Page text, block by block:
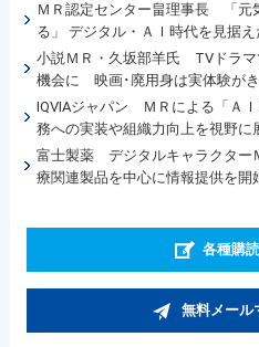
ＭＲ認定センター畠理事長 「元
る」 デジタル・ＡＩ時代を見据え
小説ＭＲ・久坂部羊氏 TVドラマ
機会に 映画･廃用身は実体験が
IQVIAジャパン ＭＲによる「Ａ
務への実装や組織力向上を視野に
富士製薬 デジタルキャラクター
療関連製品を中心に情報提供を開
各種購
無料メール